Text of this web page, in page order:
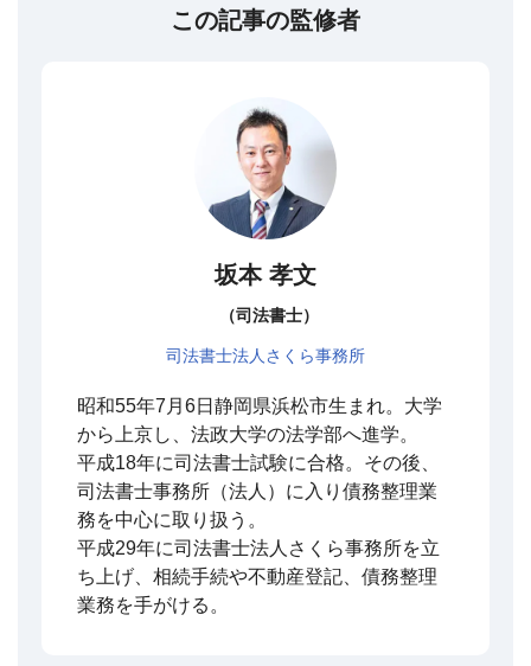
この記事の監修者
坂本 孝文
（司法書士）
司法書士法人さくら事務所
昭和55年7月6日静岡県浜松市生まれ。大学
から上京し、法政大学の法学部へ進学。
平成18年に司法書士試験に合格。その後、
司法書士事務所（法人）に入り債務整理業
務を中心に取り扱う。
平成29年に司法書士法人さくら事務所を立
ち上げ、相続手続や不動産登記、債務整理
業務を手がける。